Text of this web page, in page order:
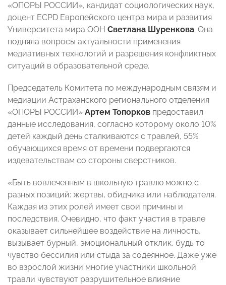
«ОПОРЫ РОССИИ», кандидат социологических наук,
доцент ECPD Европейского центра мира и развития
Университета мира ООН Светлана Шуренкова. Она
подняла вопросы актуальности применения
медиативных технологий и разрешения конфликтных
ситуаций в образовательной среде.
Председатель Комитета по международным связям и
медиации Астраханского регионального отделения
«ОПОРЫ РОССИИ» Артем Топорков предоставил
данные исследования, согласно которому около 10%
детей каждый день сталкиваются с травлей, 55%
обучающихся время от времени подвергаются
издевательствам со стороны сверстников.
«Быть вовлеченным в школьную травлю можно с
разных позиций: жертвы, обидчика или наблюдателя.
Каждая из этих ролей имеет свои причины и
последствия. Очевидно, что факт участия в травле
оказывает сильнейшее воздействие на личность,
вызывает бурный, эмоциональный отклик, будь то
чувство бессилия или стыда за содеянное. Даже уже
во взрослой жизни многие участники школьной
травли чувствуют разрушительное влияние